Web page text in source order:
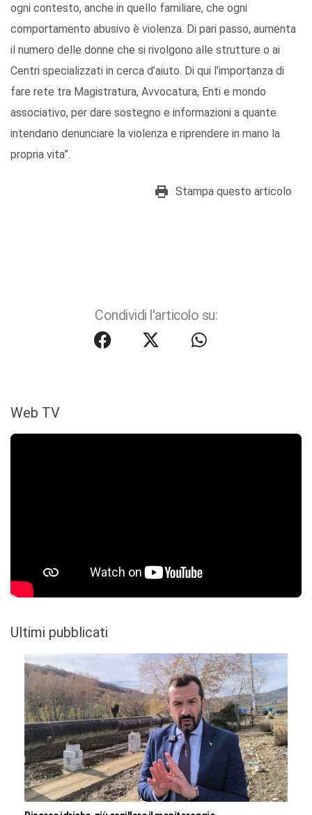
ogni contesto, anche in quello familiare, che ogni
comportamento abusivo è violenza. Di pari passo, aumenta
il numero delle donne che si rivolgono alle strutture o ai
Centri specializzati in cerca d’aiuto. Di qui l’importanza di
fare rete tra Magistratura, Avvocatura, Enti e mondo
associativo, per dare sostegno e informazioni a quante
intendano denunciare la violenza e riprendere in mano la
propria vita”.
Stampa questo articolo
Condividi l'articolo su:
Web TV
Ultimi pubblicati